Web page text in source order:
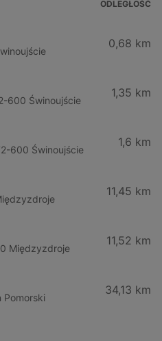
ODLEGŁOŚĆ
0,68 km
600 Świnoujście
1,35 km
600 Świnoujście
1,6 km
11,45 km
Międzyzdroje
11,52 km
Pomorski
34,13 km